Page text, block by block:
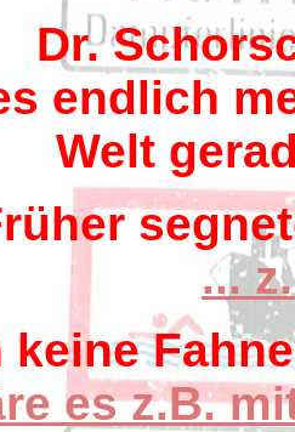
Dr.
endlich
Welt
...
keine
es z.B.